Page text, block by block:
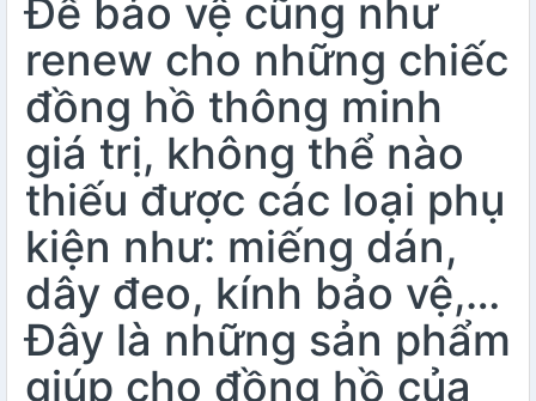
Để bảo vệ cũng như
renew cho những chiếc
đồng hồ thông minh
giá trị, không thể nào
thiếu được các loại phụ
kiện như: miếng dán,
dây đeo, kính bảo vệ,…
Đây là những sản phẩm
giúp cho đồng hồ của